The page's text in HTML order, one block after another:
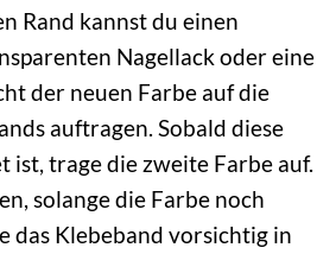
Rand kannst du einen
Nagellack oder eine
der neuen Farbe auf die
auftragen. Sobald diese
ist, trage die zweite Farbe auf.
solange die Farbe noch
das Klebeband vorsichtig in